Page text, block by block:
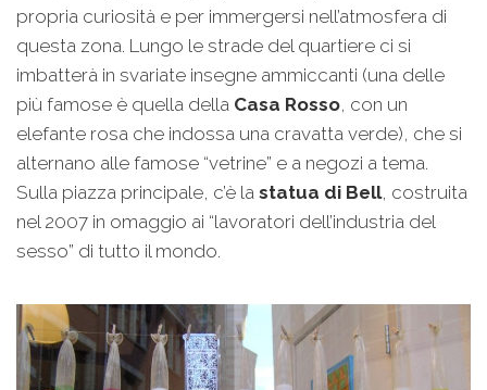
propria curiosità e per immergersi nell’atmosfera di
questa zona. Lungo le strade del quartiere ci si
imbatterà in svariate insegne ammiccanti (una delle
più famose è quella della Casa Rosso, con un
elefante rosa che indossa una cravatta verde), che si
alternano alle famose “vetrine” e a negozi a tema.
Sulla piazza principale, c’è la statua di Bell, costruita
nel 2007 in omaggio ai “lavoratori dell’industria del
sesso” di tutto il mondo.